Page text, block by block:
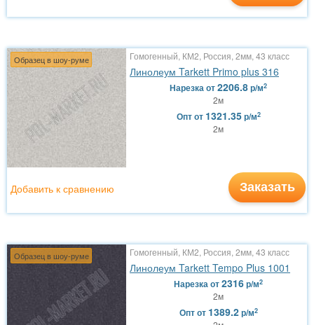
Образец в шоу-руме Гомогенный, КМ2, Россия, 2мм, 43 класс
Линолеум Tarkett Primo plus 316
Нарезкаот2206.8р/м2
2м
Оптот 1321.35р/м2
2м
Заказать
Добавить к сравнению
Образец в шоу-руме Гомогенный, КМ2, Россия, 2мм, 43 класс
Линолеум Tarkett Tempo Plus 1001
Нарезкаот2316р/м2
2м
Оптот 1389.2р/м2